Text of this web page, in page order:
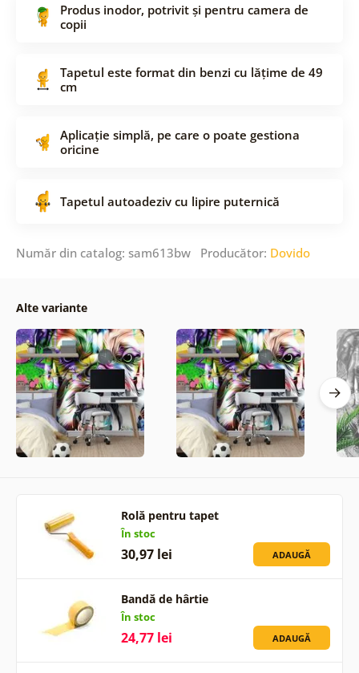
Produs inodor, potrivit și pentru camera de
copii
Tapetul este format din benzi cu lățime de 49
cm
Aplicație simplă, pe care o poate gestiona
oricine
Tapetul autoadeziv cu lipire puternică
Număr din catalog: sam613bw Producător: Dovido
Alte variante
Rolă pentru tapet
În stoc
30,97 lei ADAUGĂ
Bandă de hârtie
În stoc
24,77 lei ADAUGĂ